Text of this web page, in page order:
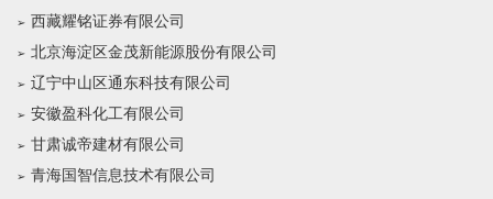
西藏耀铭证券有限公司
北京海淀区金茂新能源股份有限公司
辽宁中山区通东科技有限公司
安徽盈科化工有限公司
甘肃诚帝建材有限公司
青海国智信息技术有限公司